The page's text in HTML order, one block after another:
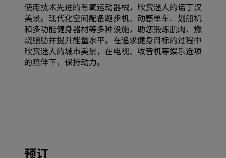
使用技术先进的有氧运动器械，欣赏迷人的诺丁汉
美景。现代化空间配备跑步机、动感单车、划船机
和多功能健身器材等多种设施，助您锻炼肌肉、燃
烧脂肪并提升能量水平。在追求健身目标的过程中
欣赏迷人的城市美景，在电视、收音机等娱乐选项
的陪伴下，保持动力。
预订